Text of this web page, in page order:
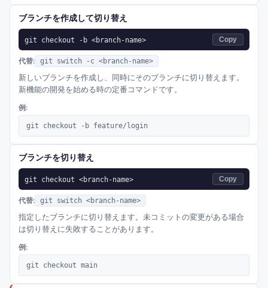
ブランチを作成して切り替え
git checkout -b <branch-name> Copy
代替: git switch -c <branch-name>
新しいブランチを作成し、同時にそのブランチに切り替えます。
新機能の開発を始める時の定番コマンドです。
例:
git checkout -b feature/login
ブランチを切り替え
git checkout <branch-name> Copy
代替: git switch <branch-name>
指定したブランチに切り替えます。未コミットの変更がある場合
は切り替えに失敗することがあります。
例:
git checkout main